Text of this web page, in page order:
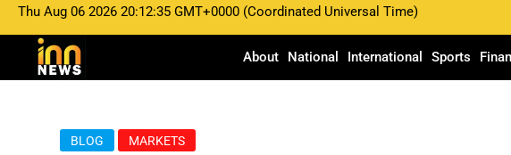
Thu Aug 06 2026 20:12:35 GMT+0000 (Coordinated Universal Time)
About National International Sports
BLOG MARKETS